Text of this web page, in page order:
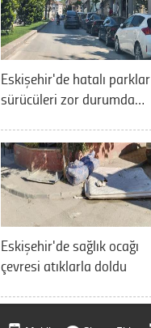
Eskişehir'de hatalı parklar
sürücüleri zor durumda…
Eskişehir'de sağlık ocağı
çevresi atıklarla doldu